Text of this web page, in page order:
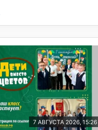
7 АВГУСТА 2026, 15:26